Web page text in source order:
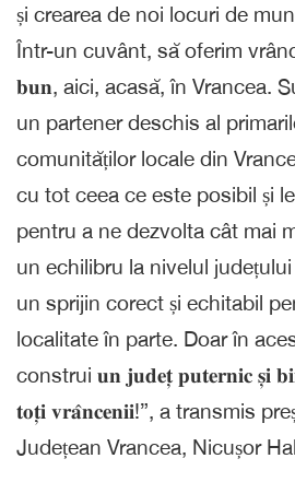
și crearea de noi locuri de
Într-un cuvânt, să oferim
𝐛𝐮𝐧, aici, acasă, în Vrancea.
un partener deschis al
comunităților locale din
cu tot ceea ce este posibil și
pentru a ne dezvolta cât mai
un echilibru la nivelul
un sprijin corect și echitabil
localitate în parte. Doar în
construi 𝐮𝐧 𝐣𝐮𝐝𝐞𝐭̦ 𝐩𝐮𝐭𝐞𝐫𝐧𝐢𝐜 𝐬̦𝐢
𝐭𝐨𝐭̦𝐢 𝐯𝐫𝐚̂𝐧𝐜𝐞𝐧𝐢𝐢!”, a transmis
Județean Vrancea, Nicușor